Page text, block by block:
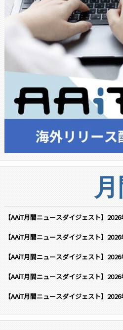
【AAiT月間ニュースダイジェスト】
【AAiT月間ニュースダイジェスト】
【AAiT月間ニュースダイジェスト】
【AAiT月間ニュースダイジェスト】
【AAiT月間ニュースダイジェスト】